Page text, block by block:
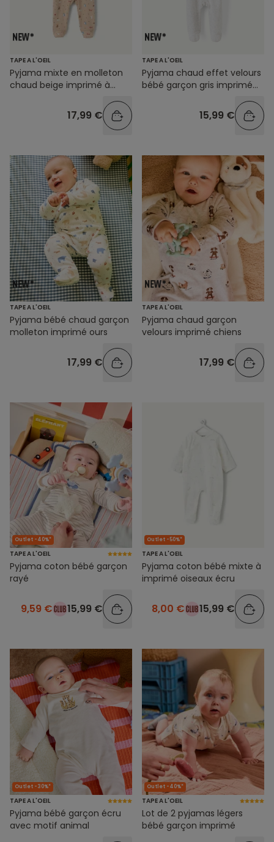
TAPE A L'OEIL
Pyjama mixte en molleton
chaud beige imprimé à
17,99 €
TAPE A L'OEIL
Pyjama chaud effet velours
bébé garçon gris imprimé
15,99 €
TAPE A L'OEIL
Pyjama bébé chaud garçon
molleton imprimé ours
17,99 €
TAPE A L'OEIL
Pyjama chaud garçon
velours imprimé chiens
17,99 €
Outlet -40%*
TAPE A L'OEIL
Pyjama coton bébé garçon
rayé
9,59 € 15,99 €
Outlet -50%*
TAPE A L'OEIL
Pyjama coton bébé mixte à
imprimé oiseaux écru
8,00 € 15,99 €
Outlet -30%*
TAPE A L'OEIL
Pyjama bébé garçon écru
avec motif animal
Outlet -40%*
TAPE A L'OEIL
Lot de 2 pyjamas légers
bébé garçon imprimé